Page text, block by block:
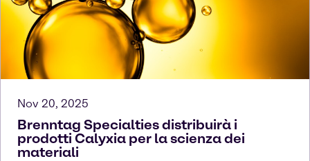
Nov 20, 2025
Brenntag Specialties distribuirà i
prodotti Calyxia per la scienza dei
materiali